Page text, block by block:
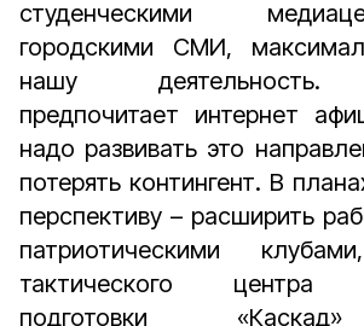
студенческими
городскими СМИ,
нашу деятельность.
предпочитает интернет
надо развивать это
потерять контингент. В
перспективу – расширить
патриотическими
тактического центра
подготовки